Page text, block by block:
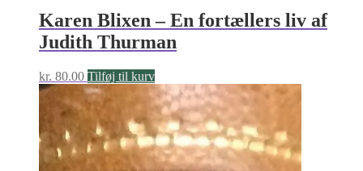
Karen Blixen – En fortællers liv af
Judith Thurman
kr. 80.00 Tilføj til kurv